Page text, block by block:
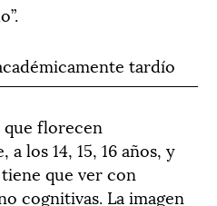
tardío
que florecen
los 14, 15, 16 años, y
que ver con
cognitivas. La imagen